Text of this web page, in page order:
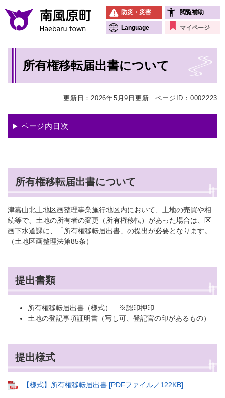
メニューを飛ばして本文へ
防災・災害 閲覧補助
Language マイページ
所有権移転届出書について
更新日：2026年5月9日更新 ページID：0002223
ページ内目次
所有権移転届出書について
津嘉山北土地区画整理事業施行地区内において、土地の売買や相
続等で、土地の所有者の変更（所有権移転）があった場合は、区
画下水道課に、「所有権移転届出書」の提出が必要となります。
（土地区画整理法第85条）
提出書類
所有権移転届出書（様式） ※認印押印
土地の登記事項証明書（写し可、登記官の印があるもの）
提出様式
【様式】所有権移転届出書 [PDFファイル／122KB]